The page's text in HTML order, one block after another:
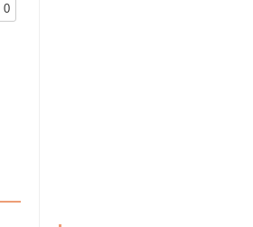
0